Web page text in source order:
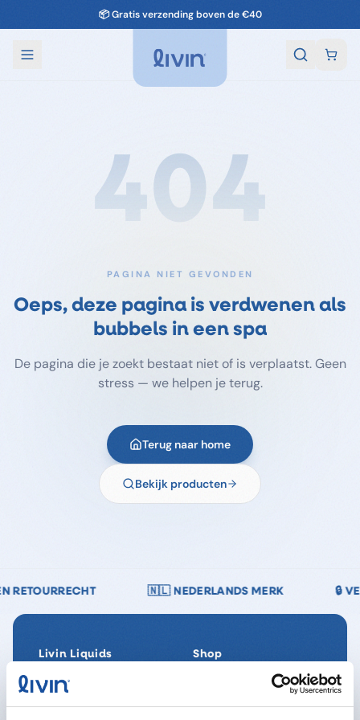
enorme piekdrukte vanwege het mooie weer kan de levering wat langer
404
PAGINA NIET GEVONDEN
Oeps, deze pagina is verdwenen als
bubbels in een spa
De pagina die je zoekt bestaat niet of is verplaatst. Geen
stress — we helpen je terug.
Terug naar home
Bekijk producten
🇳🇱 NEDERLANDS MERK 🔒 VEILIG BETALEN —
Livin Liquids
Ons verhaal
Onze Impact
Shop
SpaReady